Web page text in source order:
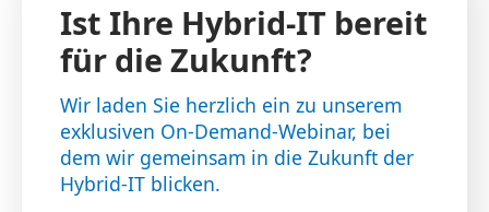
Ist Ihre Hybrid-IT bereit
für die Zukunft?
Wir laden Sie herzlich ein zu unserem
exklusiven On-Demand-Webinar, bei
dem wir gemeinsam in die Zukunft der
Hybrid-IT blicken.